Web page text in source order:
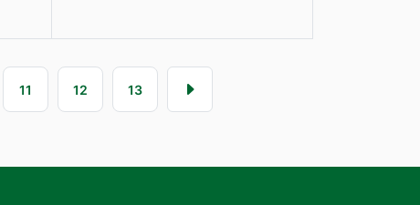
11 12 13